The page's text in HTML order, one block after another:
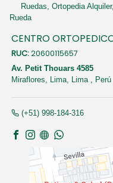
Ruedas
Ortopedia Alquiler
Rueda
CENTRO
RUC:20600115657
Av. Petit Thouars 4585
Miraflores,
Lima, Lima Perú
(+51) 998-184-316